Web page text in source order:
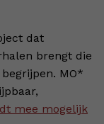
dat
brengt die
MO*
mee mogelijk